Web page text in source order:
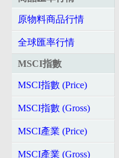
原物料商品行情
全球匯率行情
MSCI指數
MSCI指數 (Price)
MSCI指數 (Gross)
MSCI產業 (Price)
MSCI產業 (Gross)